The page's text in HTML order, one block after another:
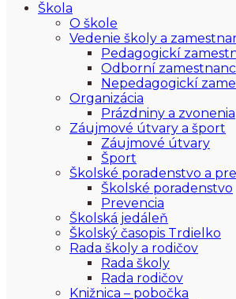
Škola
O škole
Vedenie školy a
Pedagogickí
Odborní
Nepedagogickí
Organizácia
Prázdniny a zvonenia
Záujmové útvary a šport
Záujmové útvary
Šport
Školské poradenstvo a
Školské poradenstvo
Prevencia
Školská jedáleň
Školský časopis Trdielko
Rada školy a rodičov
Rada školy
Rada rodičov
Knižnica – pobočka